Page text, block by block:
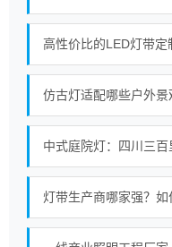
高性价比的LED灯带
仿古灯适配哪些户外景
中式庭院灯：四川三百
灯带生产商哪家强？如